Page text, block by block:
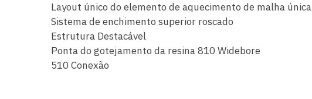
Layout único do elemento de aquecimento de malha única
Sistema de enchimento superior roscado
Estrutura Destacável
Ponta do gotejamento da resina 810 Widebore
510 Conexão